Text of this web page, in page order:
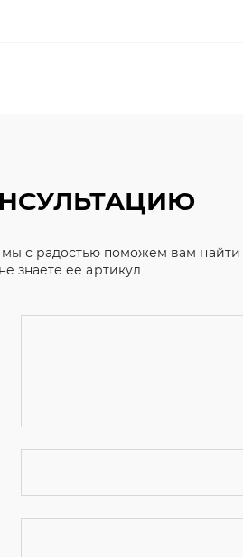
мы с радостью поможем вам
знаете ее артикул
с